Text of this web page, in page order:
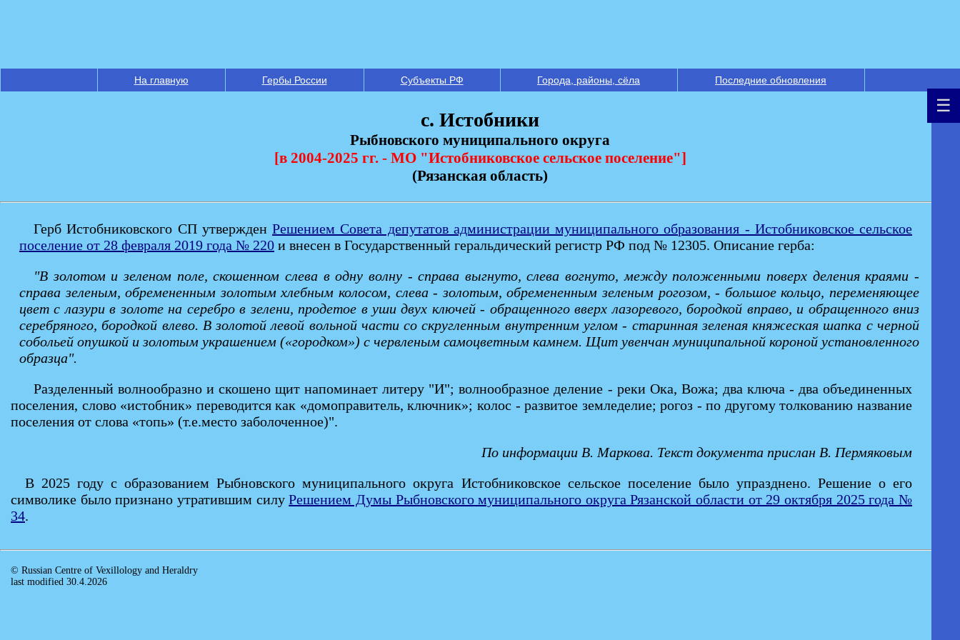
На главную Гербы России Субъекты РФ Города, районы, сёла Последние обновления
с. Истобники
Рыбновского муниципального округа
[в 2004-2025 гг. - МО "Истобниковское сельское поселение"]
(Рязанская область)
Герб Истобниковского СП утвержден Решением Совета депутатов администрации муниципального образования - Истобниковское сельское
поселение от 28 февраля 2019 года № 220 и внесен в Государственный геральдический регистр РФ под № 12305. Описание герба:
"В золотом и зеленом поле, скошенном слева в одну волну - справа выгнуто, слева вогнуто, между положенными поверх деления краями -
справа зеленым, обремененным золотым хлебным колосом, слева - золотым, обремененным зеленым рогозом, - большое кольцо, переменяющее
цвет с лазури в золоте на серебро в зелени, продетое в уши двух ключей - обращенного вверх лазоревого, бородкой вправо, и обращенного вниз
серебряного, бородкой влево. В золотой левой вольной части со скругленным внутренним углом - старинная зеленая княжеская шапка с черной
собольей опушкой и золотым украшением («городком») с червленым самоцветным камнем. Щит увенчан муниципальной короной установленного
образца".
Разделенный волнообразно и скошено щит напоминает литеру "И"; волнообразное деление - реки Ока, Вожа; два ключа - два объединенных
поселения, слово «истобник» переводится как «домоправитель, ключник»; колос - развитое земледелие; рогоз - по другому толкованию название
поселения от слова «топь» (т.е.место заболоченное)".
По информации В. Маркова. Текст документа прислан В. Пермяковым
В 2025 году с образованием Рыбновского муниципального округа Истобниковское сельское поселение было упразднено. Решение о его
символике было признано утратившим силуРешением Думы Рыбновского муниципального округа Рязанской области от 29 октября 2025 года №
34.
© Russian Centre of Vexillology and Heraldry
last modified 30.4.2026